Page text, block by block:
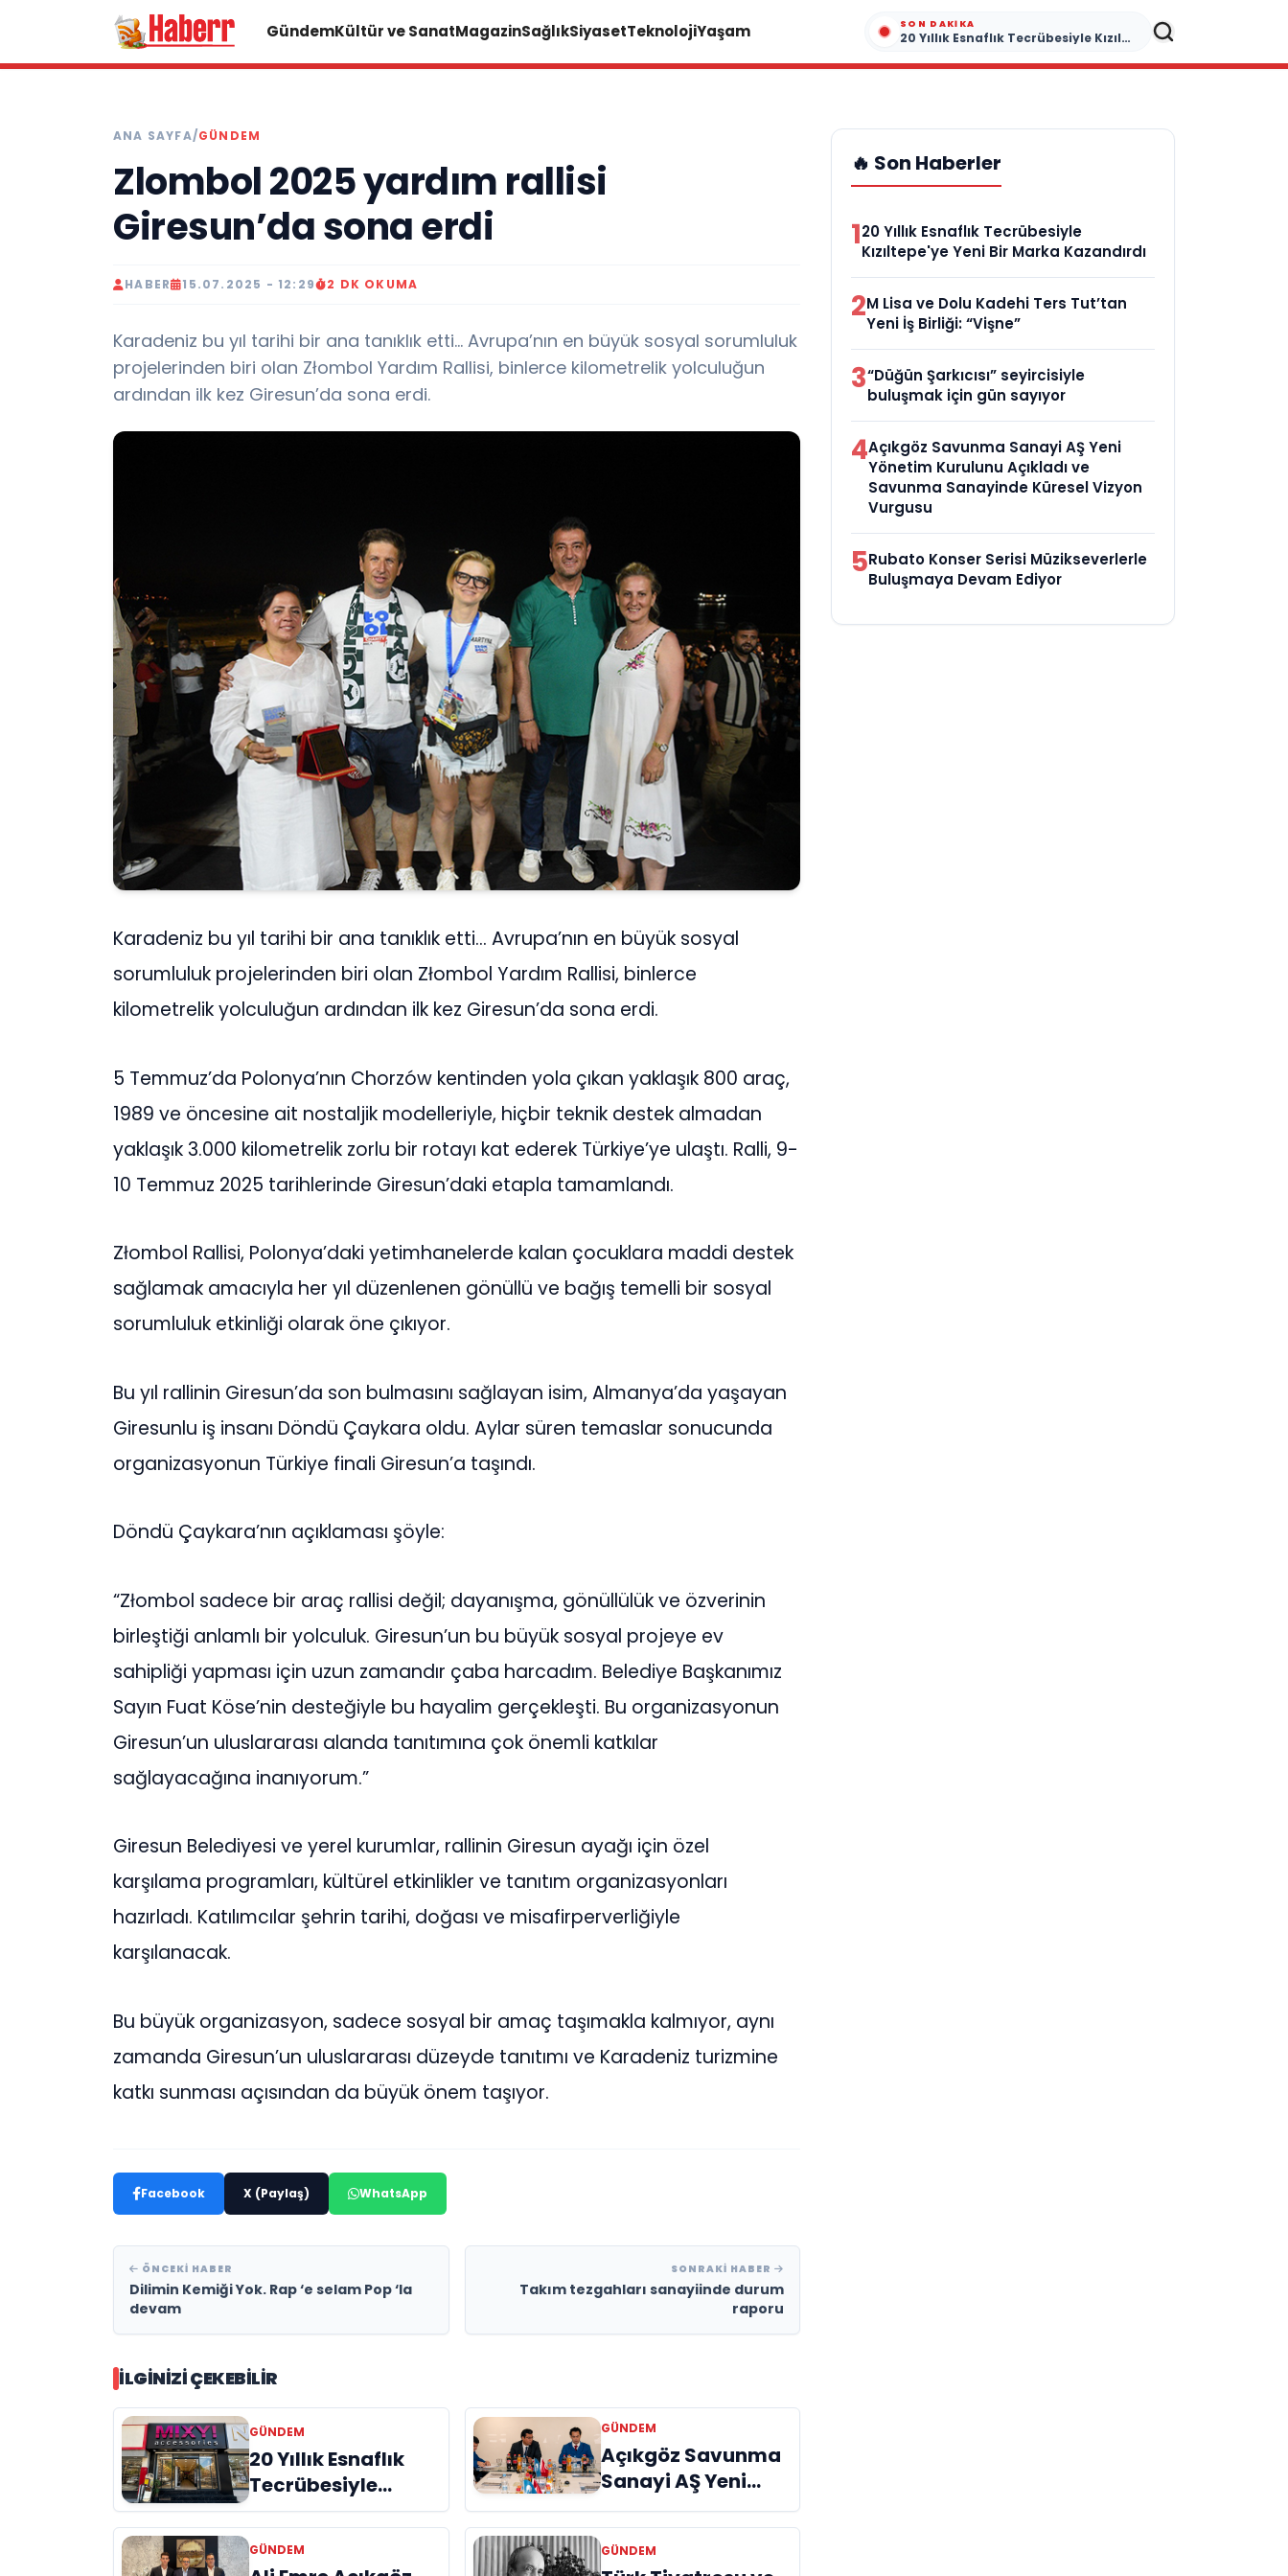
GündemKültür ve SanatMagazinSağlıkSiyasetTeknolojiYaşam SON DAKIKA
20 Yıllık Esnaflık Tecrübesiyle Kızıltepe'ye Yeni Bir Marka Kazandırdı
ANA SAYFA/GÜNDEM
Zlombol 2025 yardım rallisi
Giresun’da sona erdi
HABER 15.07.2025 - 12:29 2 DK OKUMA
Karadeniz bu yıl tarihi bir ana tanıklık etti… Avrupa’nın en büyük sosyal sorumluluk
projelerinden biri olan Złombol Yardım Rallisi, binlerce kilometrelik yolculuğun
ardından ilk kez Giresun’da sona erdi.
Karadeniz bu yıl tarihi bir ana tanıklık etti… Avrupa’nın en büyük sosyal
sorumluluk projelerinden biri olan Złombol Yardım Rallisi, binlerce
kilometrelik yolculuğun ardından ilk kez Giresun’da sona erdi.
5 Temmuz’da Polonya’nın Chorzów kentinden yola çıkan yaklaşık 800 araç,
1989 ve öncesine ait nostaljik modelleriyle, hiçbir teknik destek almadan
yaklaşık 3.000 kilometrelik zorlu bir rotayı kat ederek Türkiye’ye ulaştı. Ralli, 9-
10 Temmuz 2025 tarihlerinde Giresun’daki etapla tamamlandı.
Złombol Rallisi, Polonya’daki yetimhanelerde kalan çocuklara maddi destek
sağlamak amacıyla her yıl düzenlenen gönüllü ve bağış temelli bir sosyal
sorumluluk etkinliği olarak öne çıkıyor.
Bu yıl rallinin Giresun’da son bulmasını sağlayan isim, Almanya’da yaşayan
Giresunlu iş insanı Döndü Çaykara oldu. Aylar süren temaslar sonucunda
organizasyonun Türkiye finali Giresun’a taşındı.
Döndü Çaykara’nın açıklaması şöyle:
“Złombol sadece bir araç rallisi değil; dayanışma, gönüllülük ve özverinin
birleştiği anlamlı bir yolculuk. Giresun’un bu büyük sosyal projeye ev
sahipliği yapması için uzun zamandır çaba harcadım. Belediye Başkanımız
Sayın Fuat Köse’nin desteğiyle bu hayalim gerçekleşti. Bu organizasyonun
Giresun’un uluslararası alanda tanıtımına çok önemli katkılar
sağlayacağına inanıyorum.”
Giresun Belediyesi ve yerel kurumlar, rallinin Giresun ayağı için özel
karşılama programları, kültürel etkinlikler ve tanıtım organizasyonları
hazırladı. Katılımcılar şehrin tarihi, doğası ve misafirperverliğiyle
karşılanacak.
Bu büyük organizasyon, sadece sosyal bir amaç taşımakla kalmıyor, aynı
zamanda Giresun’un uluslararası düzeyde tanıtımı ve Karadeniz turizmine
katkı sunması açısından da büyük önem taşıyor.
Facebook X (Paylaş) WhatsApp
ÖNCEKI HABER
Dilimin Kemiği Yok. Rap ‘e selam Pop ‘la
devam
SONRAKI HABER
Takım tezgahları sanayiinde durum
raporu
İLGINIZI ÇEKEBILIR
GÜNDEM
20 Yıllık Esnaflık
Tecrübesiyle
Kızıltepe'ye Yeni
Bir Marka
Kazandırdı
GÜNDEM
Açıkgöz Savunma
Sanayi AŞ Yeni
Yönetim Kurulunu
Açıkladı ve
Savunma
GÜNDEM GÜNDEM
🔥 Son Haberler
120 Yıllık Esnaflık Tecrübesiyle
Kızıltepe'ye Yeni Bir Marka Kazandırdı
2M Lisa ve Dolu Kadehi Ters Tut’tan
Yeni İş Birliği: “Vişne”
3“Düğün Şarkıcısı” seyircisiyle
buluşmak için gün sayıyor
4Açıkgöz Savunma Sanayi AŞ Yeni
Yönetim Kurulunu Açıkladı ve
Savunma Sanayinde Küresel Vizyon
Vurgusu
5Rubato Konser Serisi Müzikseverlerle
Buluşmaya Devam Ediyor